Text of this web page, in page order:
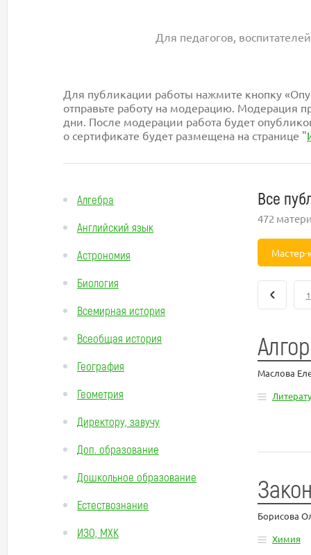
Для педагогов,
Для публикации работы нажмите кнопку
отправьте работу на модерацию. Модерация
дни. После модерации работа будет
о сертификате будет размещена на странице "
Алгебра
Английский язык
Астрономия
Биология
Всемирная история
Всеобщая история
География
Геометрия
Директору, завучу
Доп. образование
Дошкольное образование
Естествознание
ИЗО, МХК
Все
472
Мастер-
1
Маслова
Борисова
Химия